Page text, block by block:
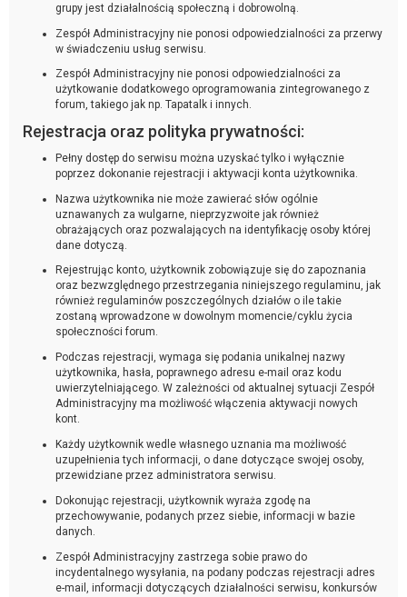
grupy jest działalnością społeczną i dobrowolną.
Zespół Administracyjny nie ponosi odpowiedzialności za przerwy
w świadczeniu usług serwisu.
Zespół Administracyjny nie ponosi odpowiedzialności za
użytkowanie dodatkowego oprogramowania zintegrowanego z
forum, takiego jak np. Tapatalk i innych.
Rejestracja oraz polityka prywatności:
Pełny dostęp do serwisu można uzyskać tylko i wyłącznie
poprzez dokonanie rejestracji i aktywacji konta użytkownika.
Nazwa użytkownika nie może zawierać słów ogólnie
uznawanych za wulgarne, nieprzyzwoite jak również
obrażających oraz pozwalających na identyfikację osoby której
dane dotyczą.
Rejestrując konto, użytkownik zobowiązuje się do zapoznania
oraz bezwzględnego przestrzegania niniejszego regulaminu, jak
również regulaminów poszczególnych działów o ile takie
zostaną wprowadzone w dowolnym momencie/cyklu życia
społeczności forum.
Podczas rejestracji, wymaga się podania unikalnej nazwy
użytkownika, hasła, poprawnego adresu e-mail oraz kodu
uwierzytelniającego. W zależności od aktualnej sytuacji Zespół
Administracyjny ma możliwość włączenia aktywacji nowych
kont.
Każdy użytkownik wedle własnego uznania ma możliwość
uzupełnienia tych informacji, o dane dotyczące swojej osoby,
przewidziane przez administratora serwisu.
Dokonując rejestracji, użytkownik wyraża zgodę na
przechowywanie, podanych przez siebie, informacji w bazie
danych.
Zespół Administracyjny zastrzega sobie prawo do
incydentalnego wysyłania, na podany podczas rejestracji adres
e-mail, informacji dotyczących działalności serwisu, konkursów